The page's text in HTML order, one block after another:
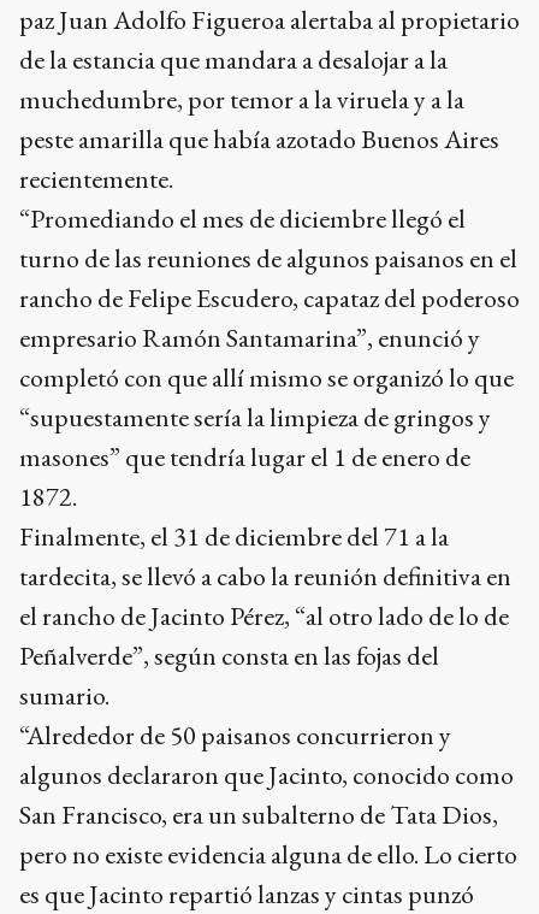
paz Juan Adolfo Figueroa alertaba al propietario
de la estancia que mandara a desalojar a la
muchedumbre, por temor a la viruela y a la
peste amarilla que había azotado Buenos Aires
recientemente.
“Promediando el mes de diciembre llegó el
turno de las reuniones de algunos paisanos en el
rancho de Felipe Escudero, capataz del poderoso
empresario Ramón Santamarina”, enunció y
completó con que allí mismo se organizó lo que
“supuestamente sería la limpieza de gringos y
masones” que tendría lugar el 1 de enero de
1872.
Finalmente, el 31 de diciembre del 71 a la
tardecita, se llevó a cabo la reunión definitiva en
el rancho de Jacinto Pérez, “al otro lado de lo de
Peñalverde”, según consta en las fojas del
sumario.
“Alrededor de 50 paisanos concurrieron y
algunos declararon que Jacinto, conocido como
San Francisco, era un subalterno de Tata Dios,
pero no existe evidencia alguna de ello. Lo cierto
es que Jacinto repartió lanzas y cintas punzó